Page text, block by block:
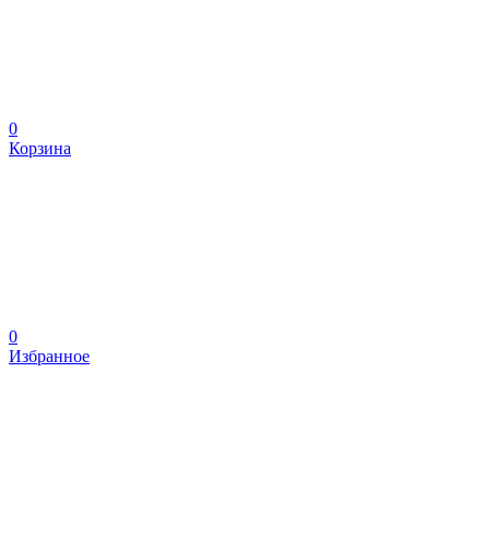
0
Корзина
0
Избранное